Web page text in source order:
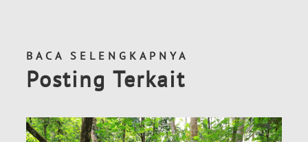
BACA SELENGKAPNYA
Posting Terkait